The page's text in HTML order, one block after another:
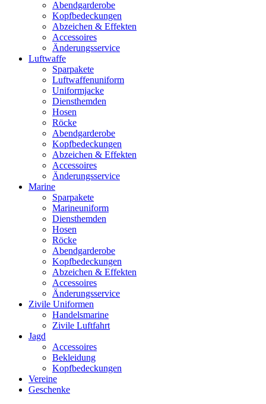
Abendgarderobe
Kopfbedeckungen
Abzeichen & Effekten
Accessoires
Änderungsservice
Luftwaffe
Sparpakete
Luftwaffenuniform
Uniformjacke
Diensthemden
Hosen
Röcke
Abendgarderobe
Kopfbedeckungen
Abzeichen & Effekten
Accessoires
Änderungsservice
Marine
Sparpakete
Marineuniform
Diensthemden
Hosen
Röcke
Abendgarderobe
Kopfbedeckungen
Abzeichen & Effekten
Accessoires
Änderungsservice
Zivile Uniformen
Handelsmarine
Zivile Luftfahrt
Jagd
Accessoires
Bekleidung
Kopfbedeckungen
Vereine
Geschenke